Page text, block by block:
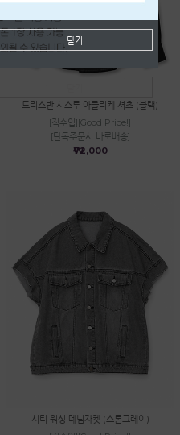
드리스반 시스루 아플리케 셔츠 (블랙)
[직수입][Good Price!]
[단독주문시 바로배송]
₩72,000
시티 워싱 데님자켓 (스톤그레이)
닫기